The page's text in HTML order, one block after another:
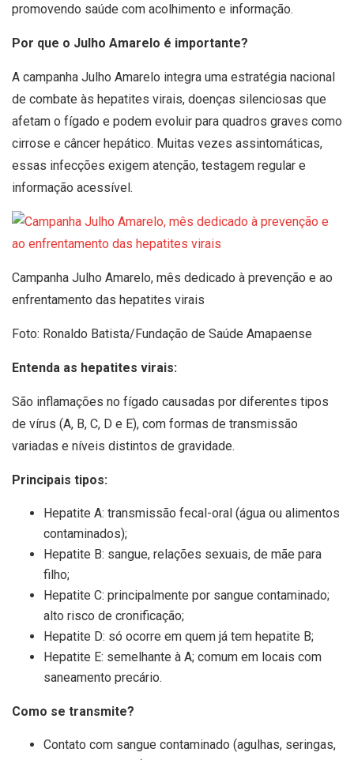
promovendo saúde com acolhimento e informação.
Por que o Julho Amarelo é importante?
A campanha Julho Amarelo integra uma estratégia nacional
de combate às hepatites virais, doenças silenciosas que
afetam o fígado e podem evoluir para quadros graves como
cirrose e câncer hepático. Muitas vezes assintomáticas,
essas infecções exigem atenção, testagem regular e
informação acessível.
Campanha Julho Amarelo, mês dedicado à prevenção e ao
enfrentamento das hepatites virais
Foto: Ronaldo Batista/Fundação de Saúde Amapaense
Entenda as hepatites virais:
São inflamações no fígado causadas por diferentes tipos
de vírus (A, B, C, D e E), com formas de transmissão
variadas e níveis distintos de gravidade.
Principais tipos:
Hepatite A: transmissão fecal-oral (água ou alimentos
contaminados);
Hepatite B: sangue, relações sexuais, de mãe para
filho;
Hepatite C: principalmente por sangue contaminado;
alto risco de cronificação;
Hepatite D: só ocorre em quem já tem hepatite B;
Hepatite E: semelhante à A; comum em locais com
saneamento precário.
Como se transmite?
Contato com sangue contaminado (agulhas, seringas,